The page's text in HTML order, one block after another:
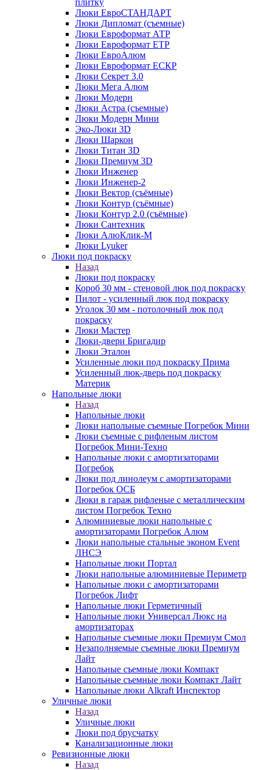
плитку
Люки ЕвроСТАНДАРТ
Люки Дипломат (съемные)
Люки Евроформат АТР
Люки Евроформат ЕТР
Люки ЕвроАлюм
Люки Евроформат ЕСКР
Люки Секрет 3.0
Люки Мега Алюм
Люки Модерн
Люки Астра (съемные)
Люки Модерн Мини
Эко-Люки 3D
Люки Шаркон
Люки Титан 3D
Люки Премиум 3D
Люки Инженер
Люки Инженер-2
Люки Вектор (съёмные)
Люки Контур (съёмные)
Люки Контур 2.0 (съёмные)
Люки Сантехник
Люки АлюКлик-М
Люки Lyuker
Люки под покраску
Назад
Люки под покраску
Короб 30 мм - стеновой люк под покраску
Пилот - усиленный люк под покраску
Уголок 30 мм - потолочный люк под
покраску
Люки Мастер
Люки-двери Бригадир
Люки Эталон
Усиленные люки под покраску Прима
Усиленный люк-дверь под покраску
Материк
Напольные люки
Назад
Напольные люки
Люки напольные съемные Погребок Мини
Люки съемные с рифленым листом
Погребок Мини-Техно
Напольные люки с амортизаторами
Погребок
Люки под линолеум с амортизаторами
Погребок ОСБ
Люки в гараж рифленые с металлическим
листом Погребок Техно
Алюминиевые люки напольные с
амортизаторами Погребок Алюм
Люки напольные стальные эконом Event
ЛНСЭ
Напольные люки Портал
Люки напольные алюминиевые Периметр
Напольные люки с амортизаторами
Погребок Лифт
Напольные люки Герметичный
Напольные люки Универсал Люкс на
амортизаторах
Напольные съемные люки Премиум Смол
Незаполняемые съемные люки Премиум
Лайт
Напольные съемные люки Компакт
Напольные съемные люки Компакт Лайт
Напольные люки Alkraft Инспектор
Уличные люки
Назад
Уличные люки
Люки под брусчатку
Канализационные люки
Ревизионные люки
Назад